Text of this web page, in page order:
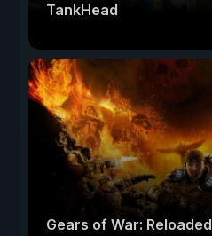
TankHead
Gears of War: Reloaded